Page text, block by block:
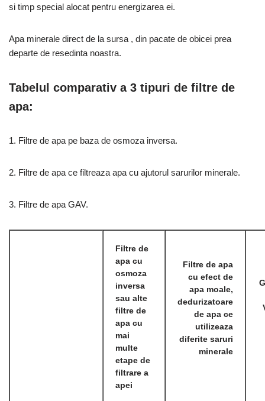
si timp special alocat pentru energizarea ei.
Apa minerale direct de la sursa , din pacate de obicei prea
departe de resedinta noastra.
Tabelul comparativ а 3 tipuri de filtre de
apa:
1. Filtre de apa pe baza de osmoza inversa.
2. Filtre de apa ce filtreaza apa cu ajutorul sarurilor minerale.
3. Filtre de apa GAV.
Filtre de
apa cu
osmoza
inversa
sau alte
filtre de
apa cu
mai
multe
etape de
filtrare a
apei
Filtre de apa
cu efect de
apa moale,
dedurizatoare
de apa ce
utilizeaza
diferite saruri
minerale